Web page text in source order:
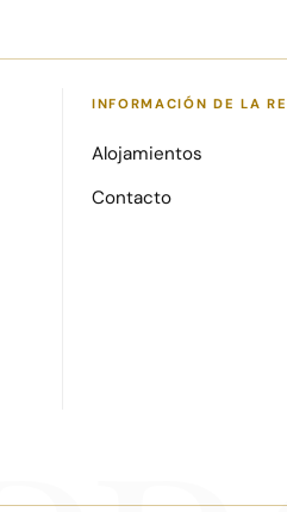
INFORMACIÓN DE LA
Alojamientos
Contacto